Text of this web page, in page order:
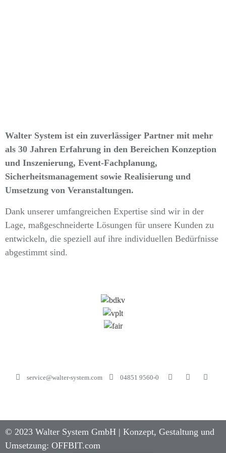
Walter System ist ein zuverlässiger Partner mit mehr
als 30 Jahren Erfahrung in den Bereichen Konzeption
und Inszenierung, Event-Fachplanung,
Sicherheitsmanagement sowie Realisierung und
Umsetzung von Veranstaltungen.
Dank unserer umfangreichen Expertise sind wir in der
Lage, maßgeschneiderte Lösungen für unsere Kunden zu
entwickeln, die speziell auf ihre individuellen Bedürfnisse
abgestimmt sind.
service@walter-system.com 04851 9560-0
© 2023 Walter System GmbH | Konzept, Gestaltung und
Umsetzung: OFFBIT.com